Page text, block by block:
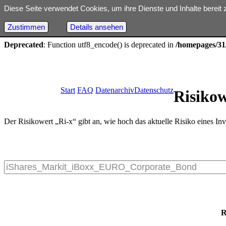
18
Deprecated: Function utf8_encode() is deprecated in /homepages/
Start FAQ DatenarchivDatenschutz
Der Risikowert „Ri-x“ gibt an, wie hoch das aktuelle Risiko eines
Diese Seite verwendet Cookies, um ihre Dienste und Inhalte
Zustimmen Details ansehen